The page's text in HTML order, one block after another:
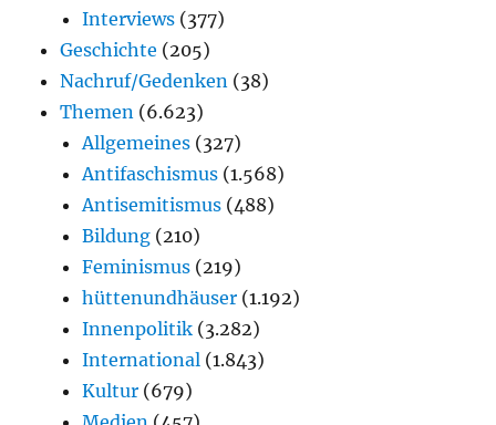
Interviews (377)
Geschichte (205)
Nachruf/Gedenken (38)
Themen (6.623)
Allgemeines (327)
Antifaschismus (1.568)
Antisemitismus (488)
Bildung (210)
Feminismus (219)
hüttenundhäuser (1.192)
Innenpolitik (3.282)
International (1.843)
Kultur (679)